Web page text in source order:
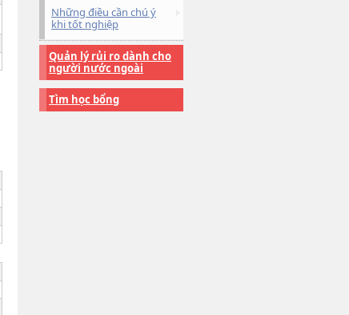
Những điều cần chú ý
khi tốt nghiệp
Quản lý rủi ro dành cho
người nước ngoài
Tìm học bổng